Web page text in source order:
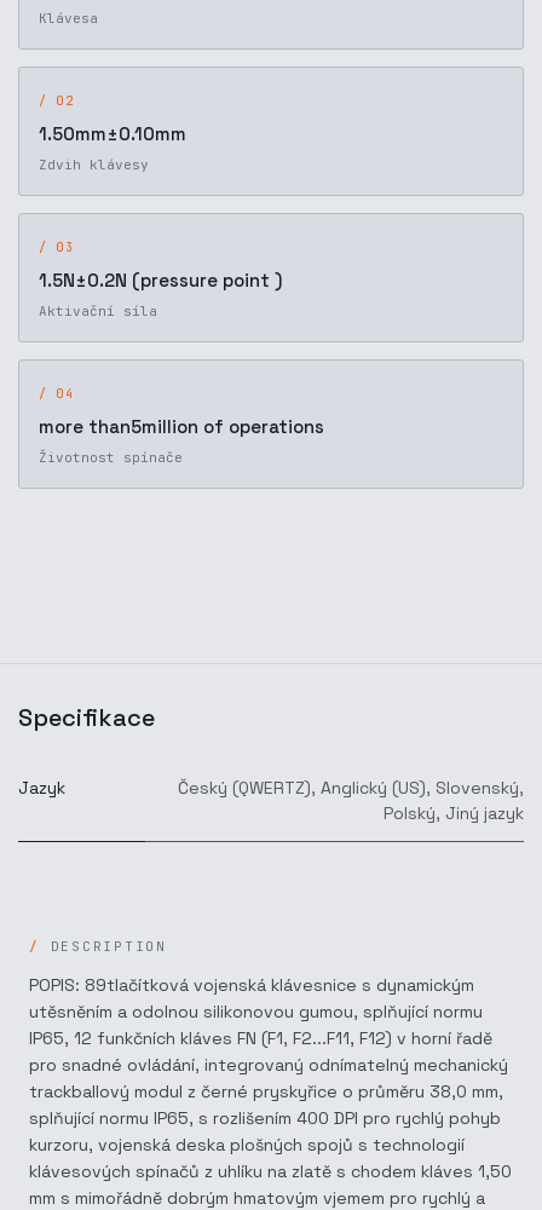
Klávesa
/ 02
1.50mm±0.10mm
Zdvih klávesy
/ 03
1.5N±0.2N (pressure point )
Aktivační síla
/ 04
more than5million of operations
Životnost spínače
Specifikace
Jazyk Český (QWERTZ), Anglický (US), Slovenský,
Polský, Jiný jazyk
DESCRIPTION
POPIS: 89tlačítková vojenská klávesnice s dynamickým
utěsněním a odolnou silikonovou gumou, splňující normu
IP65, 12 funkčních kláves FN (F1, F2...F11, F12) v horní řadě
pro snadné ovládání, integrovaný odnímatelný mechanický
trackballový modul z černé pryskyřice o průměru 38,0 mm,
splňující normu IP65, s rozlišením 400 DPI pro rychlý pohyb
kurzoru, vojenská deska plošných spojů s technologií
klávesových spínačů z uhlíku na zlatě s chodem kláves 1,50
mm s mimořádně dobrým hmatovým vjemem pro rychlý a